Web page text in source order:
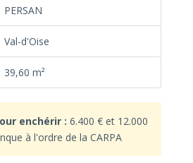
PERSAN
Val-d'Oise
39,60 m²
enchérir : 6.400 € et 12.000
à l'ordre de la CARPA